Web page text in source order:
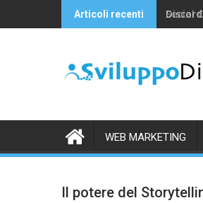
to
Articoli recenti
WEB MARKETING
Il potere del